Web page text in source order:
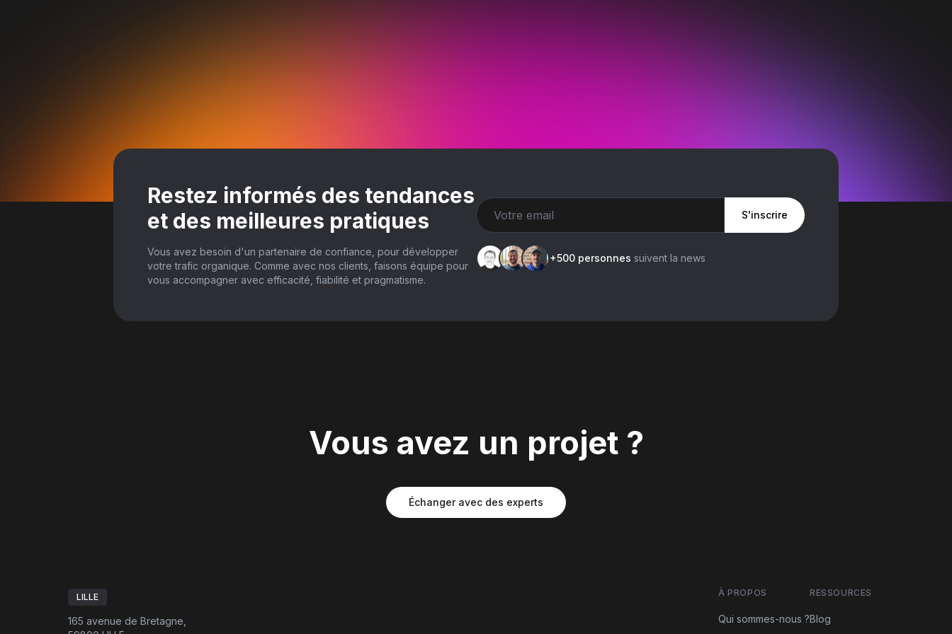
Restez informés des tendances
et des meilleures pratiques
Vous avez besoin d'un partenaire de confiance, pour développer
votre trafic organique. Comme avec nos clients, faisons équipe pour
vous accompagner avec efficacité, fiabilité et pragmatisme.
S'inscrire
+500 personnes suivent la news
Vous avez un projet ?
Échanger avec des experts
LILLE
165 avenue de Bretagne,
À PROPOS
Qui sommes-nous ?
RESSOURCES
Blog